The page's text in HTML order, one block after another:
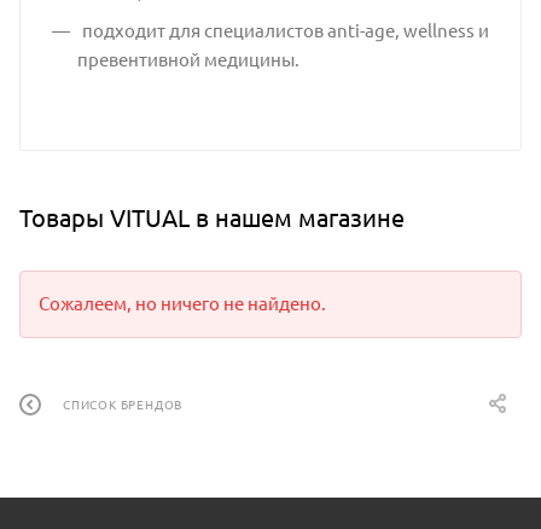
подходит для специалистов anti-age, wellness и
превентивной медицины.
Товары VITUAL в нашем магазине
Сожалеем, но ничего не найдено.
СПИСОК БРЕНДОВ